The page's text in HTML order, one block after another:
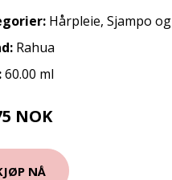
Hårpleie, Sjampo
Rahua
60.00 ml
NOK
NÅ